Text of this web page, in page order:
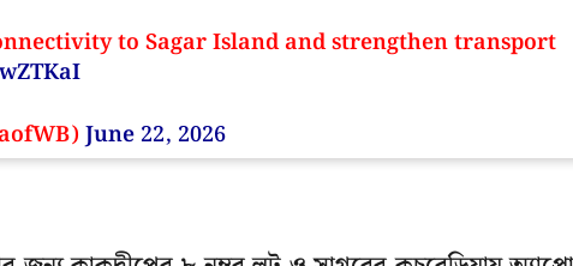
to Sagar Island and strengthen transport
June 22, 2026